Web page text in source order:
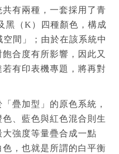
有兩種，一套採用了青
黑（K）四種顏色，構成
間」；由於在該系統中
合度有所影響，因此又
有印表機專題，將再對
疊加型」的原色系統，
、藍色與紅色混合則生
強度等量疊合成一點
，也就是所謂的白平衡